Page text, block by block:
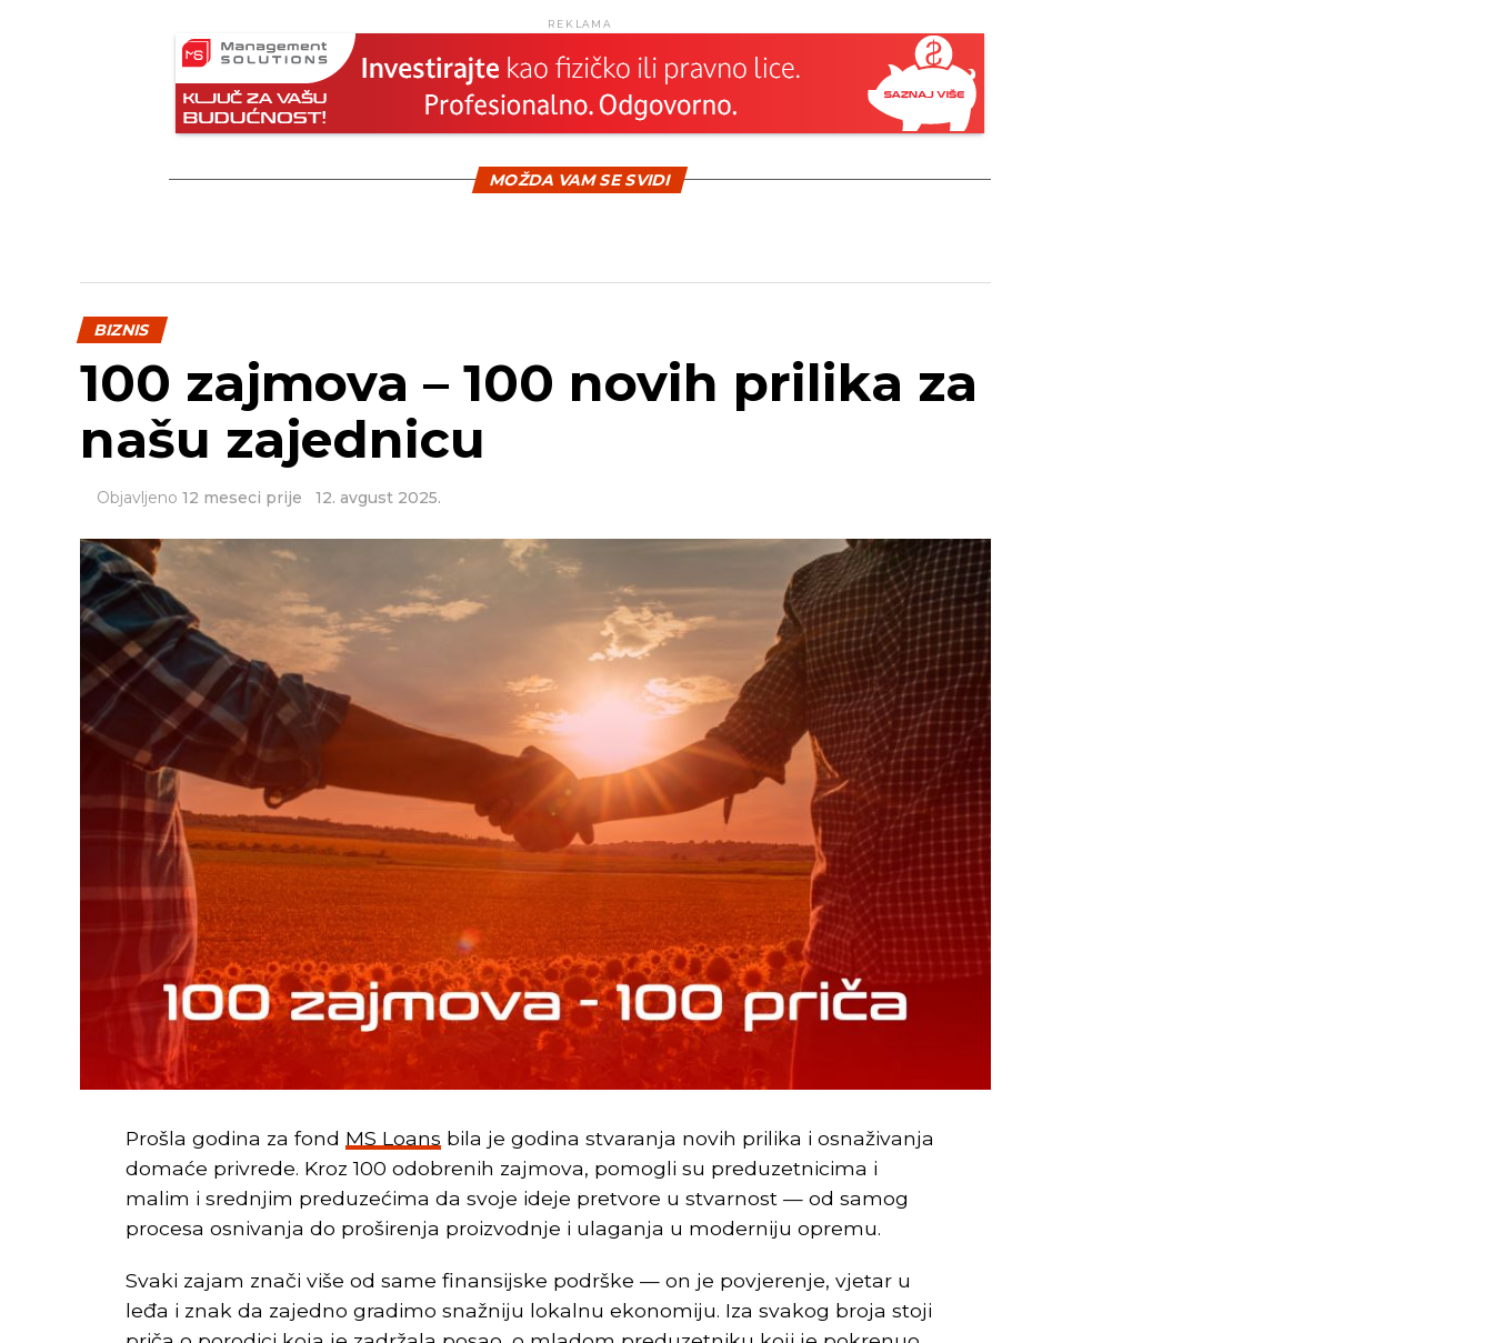
REKLAMA
MOŽDA VAM SE SVIDI
BIZNIS
100 zajmova – 100 novih prilika za
našu zajednicu
Objavljeno 12 meseci prije 12. avgust 2025.
Prošla godina za fond MS Loans bila je godina stvaranja novih prilika i osnaživanja
domaće privrede. Kroz 100 odobrenih zajmova, pomogli su preduzetnicima i
malim i srednjim preduzećima da svoje ideje pretvore u stvarnost — od samog
procesa osnivanja do proširenja proizvodnje i ulaganja u moderniju opremu.
Svaki zajam znači više od same finansijske podrške — on je povjerenje, vjetar u
leđa i znak da zajedno gradimo snažniju lokalnu ekonomiju. Iza svakog broja stoji